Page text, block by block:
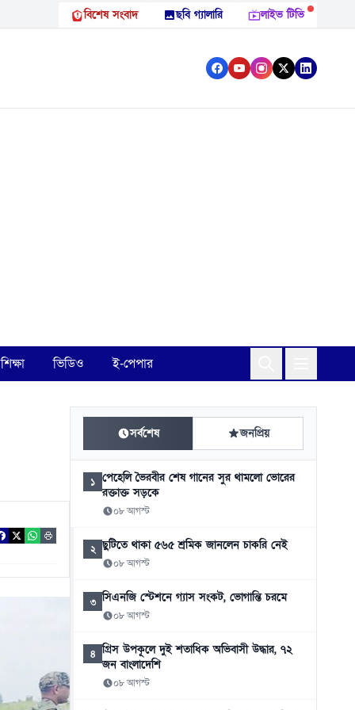
বিশেষ সংবাদ ছবি গ্যালারি লাইভ টিভি
শিক্ষা ভিডিও ই-পেপার
সর্বশেষ জনপ্রিয়
১ পেহেলি ভৈরবীর শেষ গানের সুর থামলো ভোরের
রক্তাক্ত সড়কে
০৮ আগস্ট
২ ছুটিতে থাকা ৫৬৫ শ্রমিক জানলেন চাকরি নেই
০৮ আগস্ট
৩ সিএনজি স্টেশনে গ্যাস সংকট, ভোগান্তি চরমে
০৮ আগস্ট
৪ গ্রিস উপকূলে দুই শতাধিক অভিবাসী উদ্ধার, ৭২
জন বাংলাদেশি
০৮ আগস্ট